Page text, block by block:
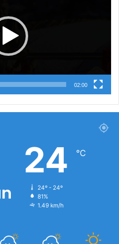
02:00
24 ℃
24º - 24º
81%
1.49 km/h